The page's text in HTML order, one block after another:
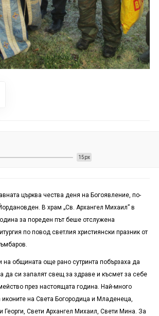
15px
църква чества деня на Богоявление, по-
В храм „Св. Архангел Михаил” в
за пореден път беше отслужена
по повод светлия християнски празник от
на общината още рано сутринта побързаха да
да си запалят свещ за здраве и късмет за себе
през настоящата година. Най-много
иконите на Света Богородица и Младенеца,
Георги, Свети Архангел Михаил, Свети Мина. За